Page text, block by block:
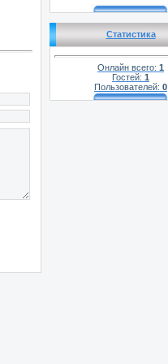
Статистика
Онлайн всего: 1
Гостей: 1
Пользователей: 0